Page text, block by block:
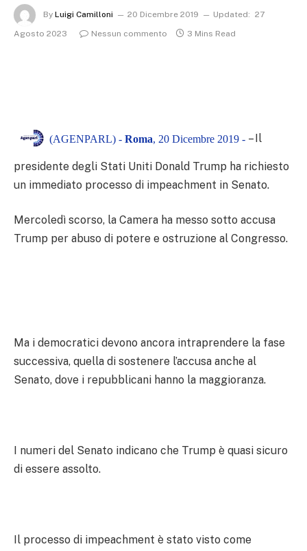
By Luigi Camilloni 20 Dicembre 2019 Updated: 27
Agosto 2023
Nessun commento 3 Mins Read
(AGENPARL) - Roma, 20 Dicembre 2019 - – Il
presidente degli Stati Uniti Donald Trump ha richiesto
un immediato processo di impeachment in Senato.
Mercoledì scorso, la Camera ha messo sotto accusa
Trump per abuso di potere e ostruzione al Congresso.
Ma i democratici devono ancora intraprendere la fase
successiva, quella di sostenere l’accusa anche al
Senato, dove i repubblicani hanno la maggioranza.
I numeri del Senato indicano che Trump è quasi sicuro
di essere assolto.
Il processo di impeachment è stato visto come